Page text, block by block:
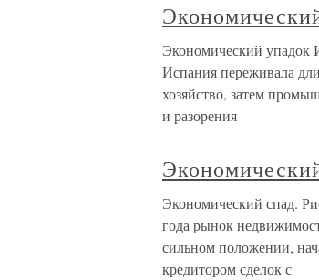
Экономический
Испания переживала
хозяйство, затем
и разорения
Экономический спад.
года рынок
сильном положении,
кредитором сделок с